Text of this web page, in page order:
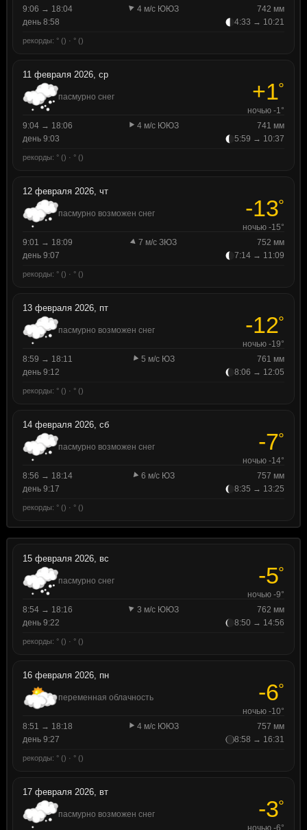
9:06 → 18:04
4 м/с ЮЮЗ
742 мм
день 8:58
4:33 → 10:21
рекорды: ° () · ° ()
11 февраля 2026, ср
пасмурно снег +1°
ночью -1°
9:04 → 18:06
4 м/с ЮЮЗ
741 мм
день 9:03
5:59 → 10:37
рекорды: ° () · ° ()
12 февраля 2026, чт
пасмурно возможен снег -13°
ночью -15°
9:01 → 18:09
7 м/с ЗЮЗ
752 мм
день 9:07
7:14 → 11:09
рекорды: ° () · ° ()
13 февраля 2026, пт
пасмурно возможен снег -12°
ночью -19°
8:59 → 18:11
5 м/с ЮЗ
761 мм
день 9:12
8:06 → 12:05
рекорды: ° () · ° ()
14 февраля 2026, сб
пасмурно возможен снег -7°
ночью -14°
8:56 → 18:14
6 м/с ЮЗ
757 мм
день 9:17
8:35 → 13:25
рекорды: ° () · ° ()
15 февраля 2026, вс
пасмурно снег -5°
ночью -9°
8:54 → 18:16
3 м/с ЮЮЗ
762 мм
день 9:22
8:50 → 14:56
рекорды: ° () · ° ()
16 февраля 2026, пн
переменная облачность -6°
ночью -10°
8:51 → 18:18
4 м/с ЮЮЗ
757 мм
день 9:27
8:58 → 16:31
рекорды: ° () · ° ()
17 февраля 2026, вт
пасмурно возможен снег -3°